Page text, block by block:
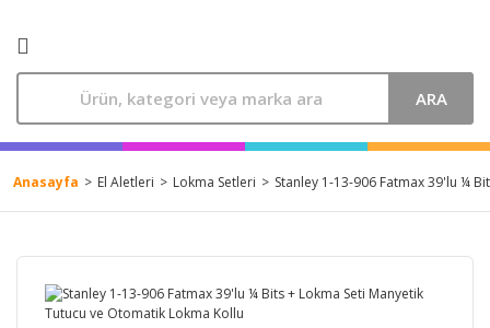
ARA
Anasayfa El Aletleri Lokma Setleri Stanley 1-13-906 Fatmax 39'lu ¼